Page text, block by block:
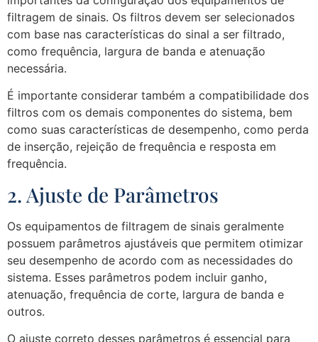
filtragem de sinais. Os filtros devem ser selecionados
com base nas características do sinal a ser filtrado,
como frequência, largura de banda e atenuação
necessária.
É importante considerar também a compatibilidade dos
filtros com os demais componentes do sistema, bem
como suas características de desempenho, como perda
de inserção, rejeição de frequência e resposta em
frequência.
2. Ajuste de Parâmetros
Os equipamentos de filtragem de sinais geralmente
possuem parâmetros ajustáveis que permitem otimizar
seu desempenho de acordo com as necessidades do
sistema. Esses parâmetros podem incluir ganho,
atenuação, frequência de corte, largura de banda e
outros.
O ajuste correto desses parâmetros é essencial para